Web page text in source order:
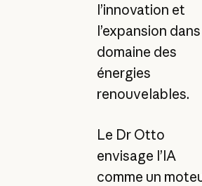
l’innovation et
l’expansion
domaine des
énergies
renouvelables.
Le Dr Otto
envisage l’IA
comme un